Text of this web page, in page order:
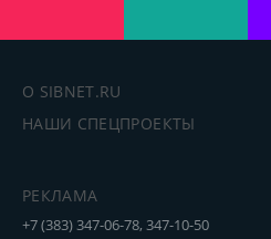
О SIBNET.RU
НАШИ СПЕЦПРОЕКТЫ
РЕКЛАМА
+7 (383) 347-06-78, 347-10-50